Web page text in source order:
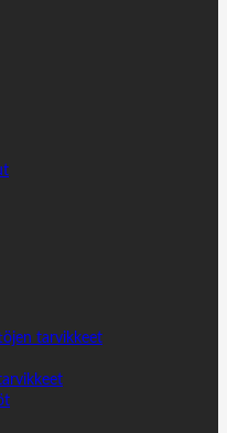
tarvikkeet